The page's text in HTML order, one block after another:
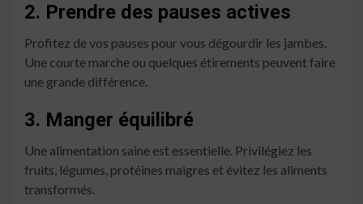
2. Prendre des pauses actives
Profitez de vos pauses pour vous dégourdir les jambes.
Une courte marche ou quelques étirements peuvent faire
une grande différence.
3. Manger équilibré
Une alimentation saine est essentielle. Privilégiez les
fruits, légumes, protéines maigres et évitez les aliments
transformés.